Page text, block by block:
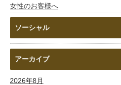
女性のお客様へ
ソーシャル
アーカイブ
2026年8月